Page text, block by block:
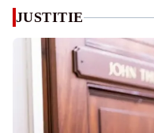
JUSTITIE